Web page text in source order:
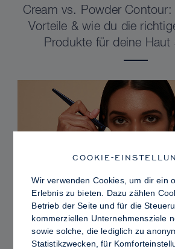
Cream vs. Powder Contour:
Vorteile & wie du die
Produkte für deine Haut
PRO TIPS
COOKIE-
Wir verwenden Cookies, um dir ein
Erlebnis zu bieten. Dazu zählen
Betrieb der Seite und für die
kommerziellen Unternehmensziele
sowie solche, die lediglich zu
Statistikzwecken, für